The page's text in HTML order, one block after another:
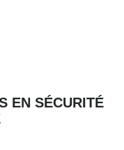
EN SÉCURITÉ